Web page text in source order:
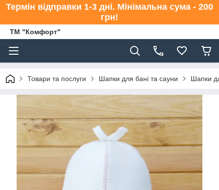
Термін відправки 1-3 дні. Мінімальна сума - 200
грн!
ТМ "Комфорт"
Товари та послуги Шапки для бані та сауни Шапки